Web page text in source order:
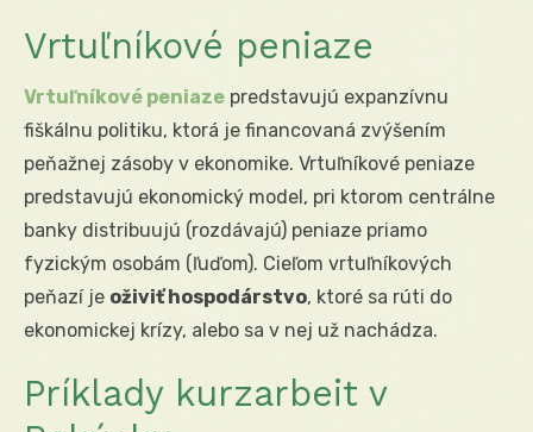
Vrtuľníkové peniaze
Vrtuľníkové peniaze predstavujú expanzívnu
fiškálnu politiku, ktorá je financovaná zvýšením
peňažnej zásoby v ekonomike. Vrtuľníkové peniaze
predstavujú ekonomický model, pri ktorom centrálne
banky distribuujú (rozdávajú) peniaze priamo
fyzickým osobám (ľuďom). Cieľom vrtuľníkových
peňazí je oživiť hospodárstvo, ktoré sa rúti do
ekonomickej krízy, alebo sa v nej už nachádza.
Príklady kurzarbeit v